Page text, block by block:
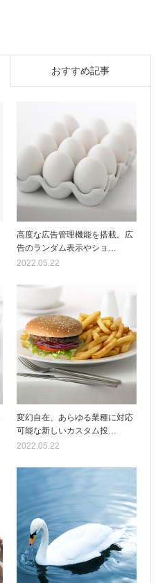
おすすめ記事
高度な広告管理機能を搭載。広
告のランダム表示やショ…
2022.05.22
変幻自在、あらゆる業種に対応
可能な新しいカスタム投…
2022.05.22